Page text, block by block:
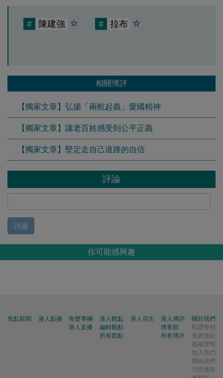
# 陳建強 # 拉布
相關博評
【獨家文章】弘揚「兩航起義」愛國精神
【獨家文章】讓老百姓感受到公平正義
【獨家文章】堅定走自己道路的自信
評論
評論
你可能感興趣
焦點新聞 港人點播
有聲專欄
港人直播
港人觀點
編輯觀點
所有觀點
港人花生
港人博評
博客館
所有博評
關於我們
私隱聲明
免責條款
版權聲明
加入我們
聯絡我們
刊登廣告